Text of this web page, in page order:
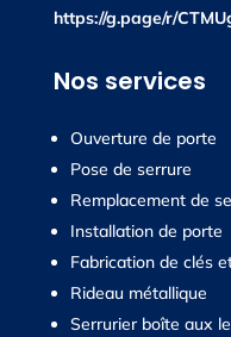
https://g.page/r/
Nos services
Ouverture de porte
Pose de serrure
Remplacement de
Installation de porte
Fabrication de clés
Rideau métallique
Serrurier boîte aux